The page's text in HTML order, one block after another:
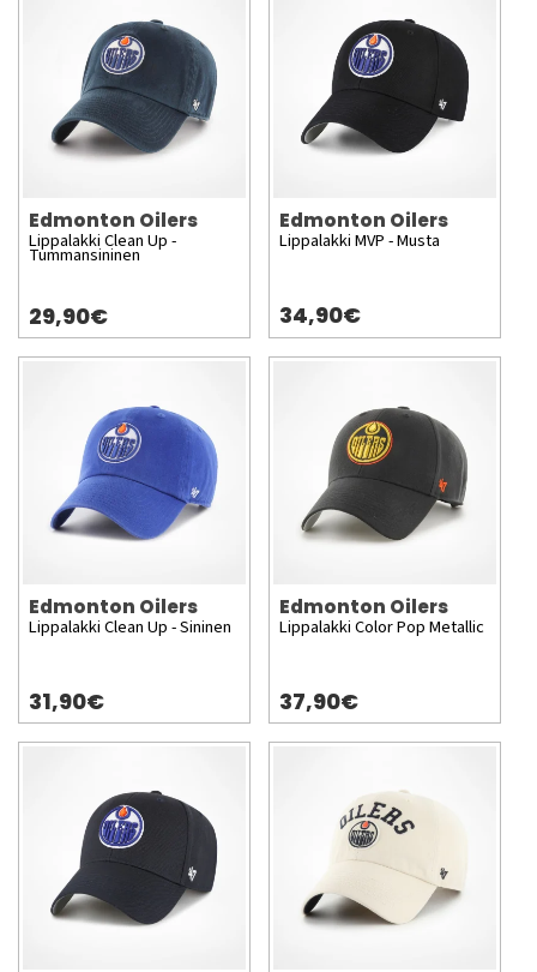
Edmonton Oilers
Lippalakki Clean Up -
Tummansininen
29,90€
Edmonton Oilers
Lippalakki MVP - Musta
34,90€
Edmonton Oilers
Lippalakki Clean Up - Sininen
31,90€
Edmonton Oilers
Lippalakki Color Pop Metallic
37,90€